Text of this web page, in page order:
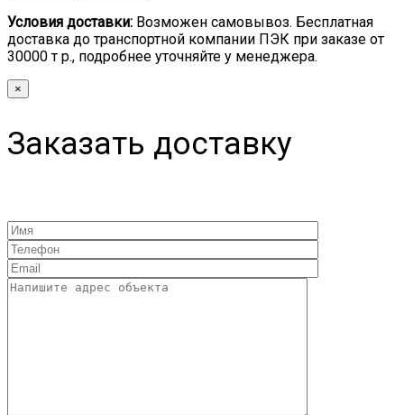
Условия доставки: Возможен самовывоз. Бесплатная
доставка до транспортной компании ПЭК при заказе от
30000 т р., подробнее уточняйте у менеджера.
×
Заказать доставку